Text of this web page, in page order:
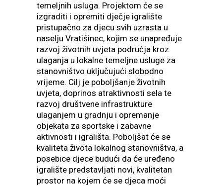
temeljnih usluga. Projektom će se
izgraditi i opremiti dječje igralište
pristupačno za djecu svih uzrasta u
naselju Vratišinec, kojim se unapređuje
razvoj životnih uvjeta područja kroz
ulaganja u lokalne temeljne usluge za
stanovništvo uključujući slobodno
vrijeme. Cilj je poboljšanje životnih
uvjeta, doprinos atraktivnosti sela te
razvoj društvene infrastrukture
ulaganjem u gradnju i opremanje
objekata za sportske i zabavne
aktivnosti i igrališta. Poboljšat će se
kvaliteta života lokalnog stanovništva, a
posebice djece budući da će uređeno
igralište predstavljati novi, kvalitetan
prostor na kojem će se djeca moći